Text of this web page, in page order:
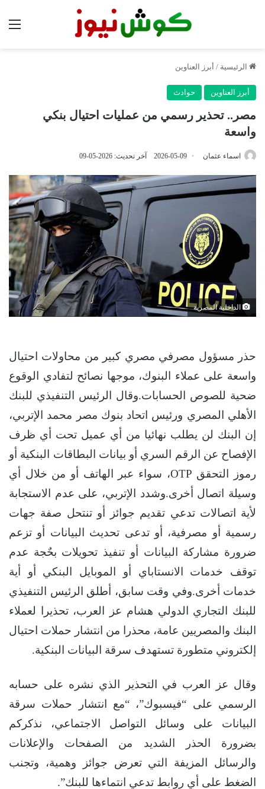
الرئيسية / أبرز العناوين
أبرز العناوين حوادث
مصر.. تحذير رسمي من عمليات احتيال بنكي
واسعة
اسماء عثمان 2026-05-09 آخر تحديث: 2026-05-09
الداخلية المصرية
حذر مسؤول مصرفي مصري كبير من محاولات احتيال
واسعة على عملاء البنوك، موجها نصائح لتفادي الوقوع
ضحية للصوص الحسابات.وقال الرئيس التنفيذي للبنك
الأهلي المصري ورئيس اتحاد بنوك مصر محمد الإتربي،
إن البنك لن يطلب نهائيا من أي عميل تحت أي ظرف
الإفصاح عن الرقم السري أو بيانات البطاقات البنكية أو
رموز التحقق OTP، سواء عبر الهاتف أو من خلال أي
وسيلة اتصال أخرى.وشدد الإتربي، على عدم الاستجابة
لأية اتصالات تدعي تقديم جوائز أو تنتحل صفة جهات
رسمية أو مصرفية، أو تدعى تحديث البيانات أو تزعم
ضرورة مشاركة البيانات أو تنفيذ تحويلات بحٌجة عدم
توقف خدمات الانستاباي أو الموبايل البنكي أو أية
خدمات أخرى.وفي وقت سابق، أطلق الرئيس التنفيذي
للبنك التجاري الدولي هشام عز العرب، تحذيرا لعملاء
البنك والمصريين عامة، محذرا من انتشار حملات احتيال
إلكتروني متطورة تستهدف سرقة البيانات البنكية.
وقال عز العرب في التحذير الذي نشره على حسابه
الرسمي على “فيسبوك”، “مع انتشار حملات سرقة
البيانات على وسائل التواصل الاجتماعي، نذكركم
بضرورة الحذر الشديد من الصفحات والإعلانات
والرسائل المزيفة التي تعرض جوائز وهمية، وتجنب
الضغط على أي روابط تدعي انتماءها للبنك”.